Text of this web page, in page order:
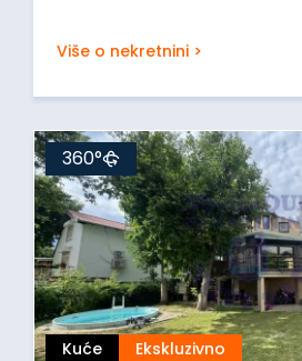
Više o nekretnini >
Kuće Ekskluzivno
360°